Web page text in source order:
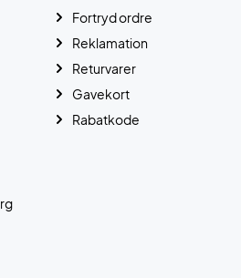
Fortryd ordre
Reklamation
Returvarer
Gavekort
Rabatkode